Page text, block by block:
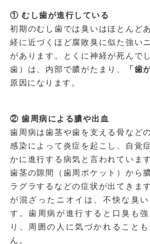
① むし歯が進行している
初期のむし歯では臭いはほとんど
経に近づくほど腐敗臭に似た強い
があります。とくに神経が死んで
歯）は、内部で膿がたまり、
「歯
原因になります。
② 歯周病による膿や出血
歯周病は歯茎や歯を支える骨など
感染によって炎症を起こし、自覚
かに進行する病気と言われています
歯茎の隙間（歯周ポケット）から
ラグラするなどの症状が出てきま
が混ざったニオイは、不快な臭
す。歯周病が進行すると口臭も
り、周囲の人に気づかれること
ん。